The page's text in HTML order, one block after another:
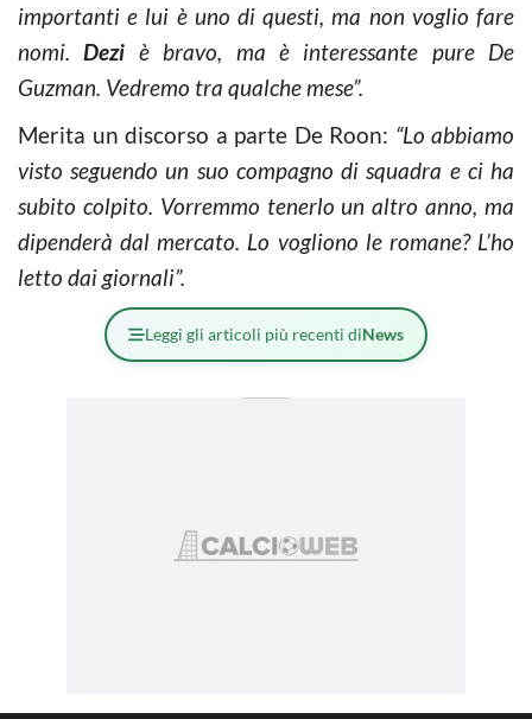
importanti e lui è uno di questi, ma non voglio fare
nomi. Dezi è bravo, ma è interessante pure De
Guzman. Vedremo tra qualche mese”.
Merita un discorso a parte De Roon: “Lo abbiamo
visto seguendo un suo compagno di squadra e ci ha
subito colpito. Vorremmo tenerlo un altro anno, ma
dipenderà dal mercato. Lo vogliono le romane? L’ho
letto dai giornali”.
Leggi gli articoli più recenti diNews